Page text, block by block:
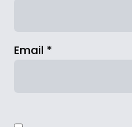
Email *